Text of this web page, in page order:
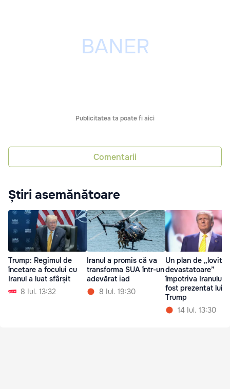
Publicitatea ta poate fi aici
Comentarii
Știri asemănătoare
Trump: Regimul de
încetare a focului cu
Iranul a luat sfârșit
8 Iul. 13:32
Iranul a promis că va
transforma SUA într-un
adevărat iad
8 Iul. 19:30
Un plan de
devastatoare”
împotriva Iranului
fost prezentat lui
Trump
14 Iul. 13:30